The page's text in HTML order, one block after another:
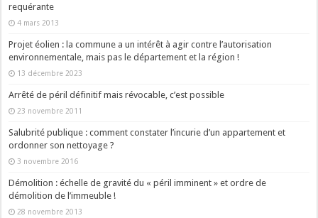
requérante
4 mars 2013
Projet éolien : la commune a un intérêt à agir contre l’autorisation
environnementale, mais pas le département et la région !
13 décembre 2023
Arrêté de péril définitif mais révocable, c’est possible
23 novembre 2011
Salubrité publique : comment constater l’incurie d’un appartement et
ordonner son nettoyage ?
3 novembre 2016
Démolition : échelle de gravité du « péril imminent » et ordre de
démolition de l’immeuble !
28 novembre 2013